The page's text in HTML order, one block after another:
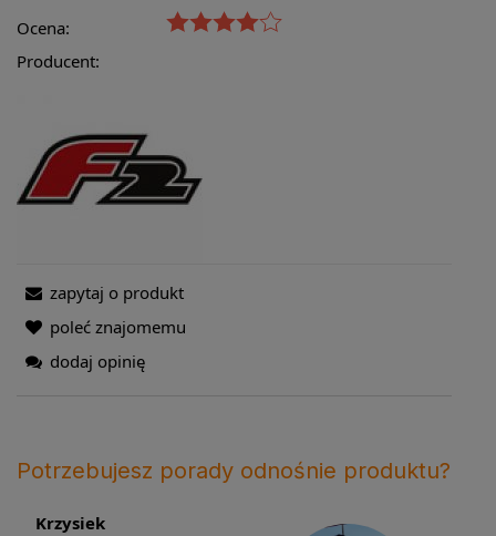
Ocena:
Producent:
zapytaj o produkt
poleć znajomemu
dodaj opinię
Potrzebujesz porady odnośnie produktu?
Krzysiek